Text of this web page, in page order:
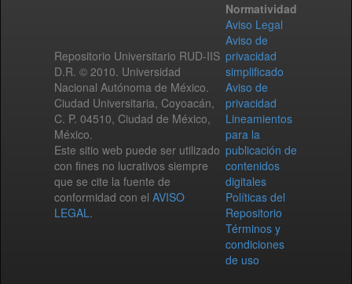
Repositorio Universitario RUD-IIS
D.R. © 2010. Universidad
Nacional Autónoma de México.
Ciudad Universitaria, Coyoacán,
C. P. 04510, Ciudad de México,
México.
Este sitio web puede ser utilizado
con fines no lucrativos siempre
que se cite la fuente de
conformidad con el AVISO
LEGAL.
Normatividad
Aviso Legal
Aviso de
privacidad
simplificado
Aviso de
privacidad
Lineamientos
para la
publicación de
contenidos
digitales
Políticas del
Repositorio
Términos y
condiciones
de uso